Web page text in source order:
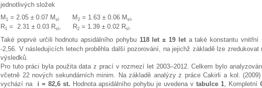
jednotlivých složek
M 1 = 2.05 ± 0.07 M sl M 2 = 1.63 ± 0.06 M sl ,
R1 = 2.31 ± 0.03 Rsl , R2 = 1.39 ± 0.02 Rsl .
Také poprvé určili hodnotu apsidálního pohybu 118 let ± 19 let a také konstantu vnitřní
-2,56. V následujících letech proběhla další pozorování, na jejichž základě lze zredukovat
výsledků.
Pro tuto práci byla použita data z prací v rozmezí let 2003–2012. Celkem bylo
včetně 22 nových sekundárních minim. Na základě analýzy z práce Cakirli a kol.
vychází na
i = 82,6 st. Hodnota apsidálního pohybu je uvedena vtabulce 1, Kompletní